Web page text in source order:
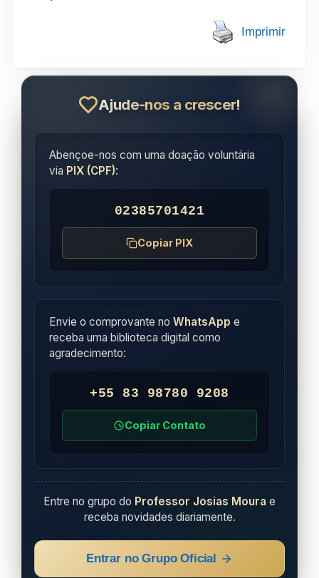
Imprimir
Ajude-nos a crescer!
Abençoe-nos com uma doação voluntária
via PIX (CPF):
02385701421
Copiar PIX
Envie o comprovante noWhatsApp e
receba uma biblioteca digital como
agradecimento:
+55 83 98780 9208
Copiar Contato
Entre no grupo do Professor Josias Moura e
receba novidades diariamente.
Entrar no Grupo Oficial